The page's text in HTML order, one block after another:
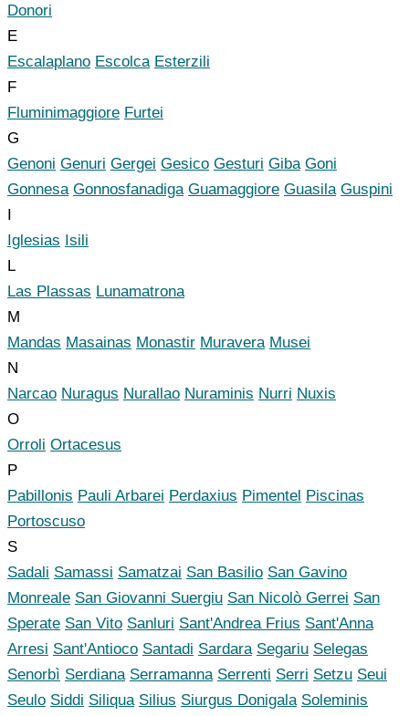
Donori
E
Escalaplano Escolca Esterzili
F
Fluminimaggiore Furtei
G
Genoni Genuri Gergei Gesico Gesturi Giba Goni
Gonnesa Gonnosfanadiga Guamaggiore Guasila Guspini
I
Iglesias Isili
L
Las Plassas Lunamatrona
M
Mandas Masainas Monastir Muravera Musei
N
Narcao Nuragus Nurallao Nuraminis Nurri Nuxis
O
Orroli Ortacesus
P
Pabillonis Pauli Arbarei Perdaxius Pimentel Piscinas
Portoscuso
S
Sadali Samassi Samatzai San Basilio San Gavino
Monreale San Giovanni Suergiu San Nicolò Gerrei San
Sperate San Vito Sanluri Sant'Andrea Frius Sant'Anna
Arresi Sant'Antioco Santadi Sardara Segariu Selegas
Senorbì Serdiana Serramanna Serrenti Serri Setzu Seui
Seulo Siddi Siliqua Silius Siurgus Donigala Soleminis